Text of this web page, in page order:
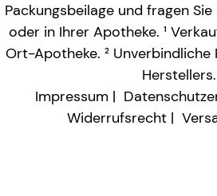
Packungsbeilage und fragen
oder in Ihrer Apotheke. ¹
Ort-Apotheke. ² Unverbindliche
Herstellers.
Impressum
Widerrufsrecht